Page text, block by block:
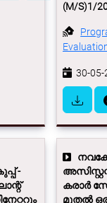
(M/S)1/
30-05-
-
കരാര്‍
മുതല്‍